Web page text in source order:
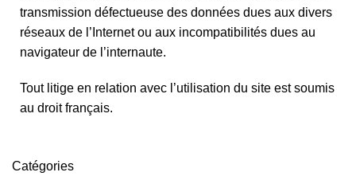
transmission défectueuse des données dues aux divers
réseaux de l’Internet ou aux incompatibilités dues au
navigateur de l’internaute.
Tout litige en relation avec l’utilisation du site est soumis
au droit français.
Catégories